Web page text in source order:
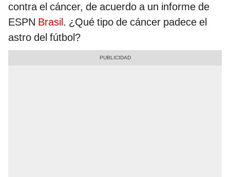
contra el cáncer, de acuerdo a un informe de
ESPN Brasil. ¿Qué tipo de cáncer padece el
astro del fútbol?